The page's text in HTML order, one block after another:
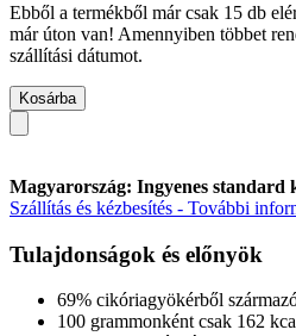
Ebből a termékből már csak 15 db
már úton van! Amennyiben többet
szállítási dátumot.
Kosárba
Magyarország: Ingyenes standard
Szállítás és kézbesítés - További
Tulajdonságok és előnyök
69% cikóriagyökérből
100 grammonként csak 162